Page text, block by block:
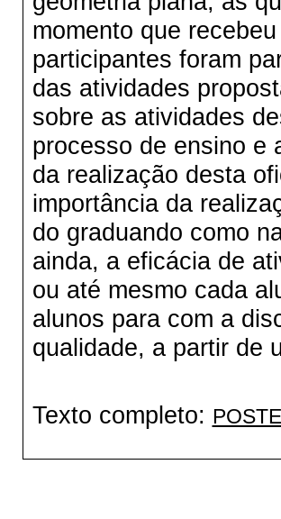
momento que
participantes foram
das atividades
sobre as atividades
processo de ensino e
da realização desta
importância da
do graduando como
ainda, a eficácia de
ou até mesmo cada
alunos para com a
qualidade, a partir de
Texto completo: